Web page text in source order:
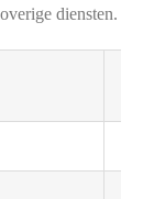
diensten.